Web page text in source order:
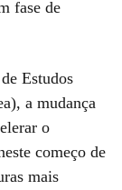
fase de
Estudos
a mudança
o
começo de
mais